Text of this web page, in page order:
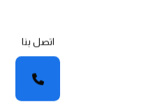
اتصل بنا